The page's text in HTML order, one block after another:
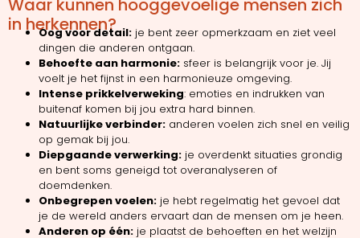
Waar kunnen hooggevoelige mensen zich
in herkennen?
Oog voor detail:je bent zeer opmerkzaam en ziet veel
dingen die anderen ontgaan.
Behoefte aan harmonie:sfeer is belangrijk voor je. Jij
voelt je het fijnst in een harmonieuze omgeving.
Intense prikkelverweking: emoties en indrukken van
buitenaf komen bij jou extra hard binnen.
Natuurlijke verbinder:anderen voelen zich snel en veilig
op gemak bij jou.
Diepgaande verwerking:je overdenkt situaties grondig
en bent soms geneigd tot overanalyseren of
doemdenken.
Onbegrepen voelen:je hebt regelmatig het gevoel dat
je de wereld anders ervaart dan de mensen om je heen.
Anderen op één:je plaatst de behoeften en het welzijn